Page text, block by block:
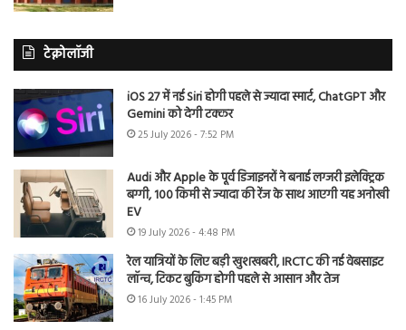
टेक्नोलॉजी
iOS 27 में नई Siri होगी पहले से ज्यादा स्मार्ट, ChatGPT और
Gemini को देगी टक्कर
25 July 2026 - 7:52 PM
Audi और Apple के पूर्व डिजाइनरों ने बनाई लग्जरी इलेक्ट्रिक
बग्गी, 100 किमी से ज्यादा की रेंज के साथ आएगी यह अनोखी
EV
19 July 2026 - 4:48 PM
रेल यात्रियों के लिए बड़ी खुशखबरी, IRCTC की नई वेबसाइट
लॉन्च, टिकट बुकिंग होगी पहले से आसान और तेज
16 July 2026 - 1:45 PM